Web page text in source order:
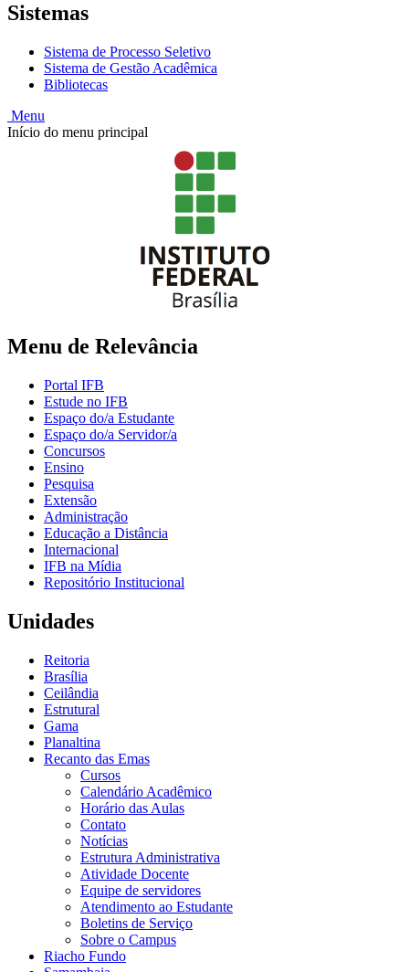
Sistemas
Sistema de Processo Seletivo
Sistema de Gestão Acadêmica
Bibliotecas
Menu
Início do menu principal
Menu de Relevância
Portal IFB
Estude no IFB
Espaço do/a Estudante
Espaço do/a Servidor/a
Concursos
Ensino
Pesquisa
Extensão
Administração
Educação a Distância
Internacional
IFB na Mídia
Repositório Institucional
Unidades
Reitoria
Brasília
Ceilândia
Estrutural
Gama
Planaltina
Recanto das Emas
Cursos
Calendário Acadêmico
Horário das Aulas
Contato
Notícias
Estrutura Administrativa
Atividade Docente
Equipe de servidores
Atendimento ao Estudante
Boletins de Serviço
Sobre o Campus
Riacho Fundo